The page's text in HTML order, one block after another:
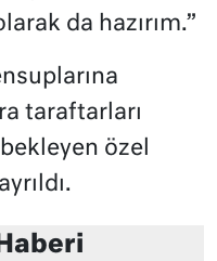
da hazırım.”
taraftarları
özel